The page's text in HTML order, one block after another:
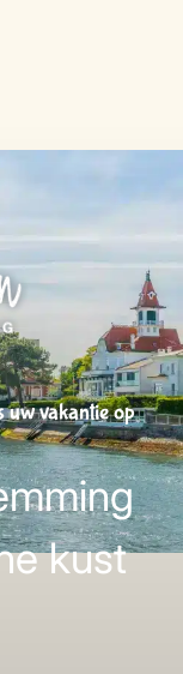
uw vakantie op
kust